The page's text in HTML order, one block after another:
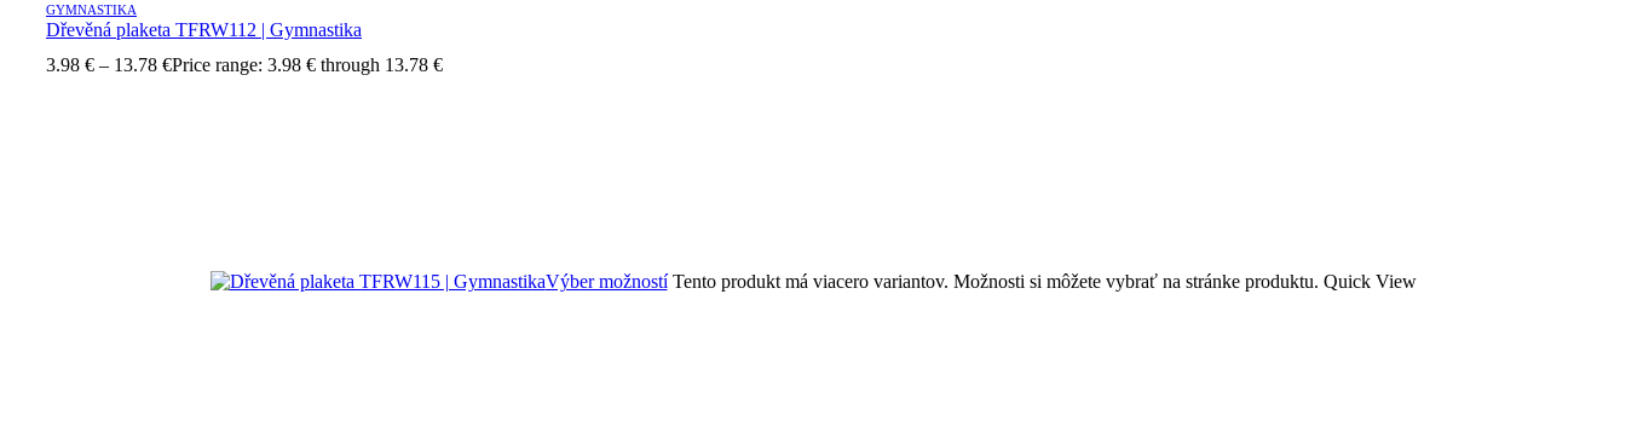
GYMNASTIKA
Dřevěná plaketa TFRW112 | Gymnastika
3.98 € – 13.78 €Price range: 3.98 € through 13.78 €
Výber možností Tento produkt má viacero variantov. Možnosti si môžete vybrať na stránke produktu. Quick View